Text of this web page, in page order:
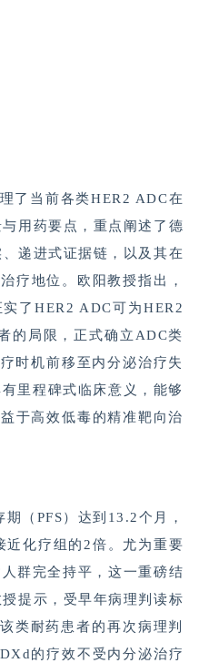
了当前各类HER2 ADC在
用药要点，重点阐述了德
递进式证据链，以及其在
疗地位。欧阳教授指出，
了HER2 ADC可为HER2
的局限，正式确立ADC类
时机前移至内分泌治疗失
里程碑式临床意义，能够
于高效低毒的精准靶向治
（PFS）达到13.2个月，
近化疗组的2倍。尤为重要
群完全持平，这一重磅结
提示，受早年病理判读标
类耐药患者的再次病理判
的疗效不受内分泌治疗